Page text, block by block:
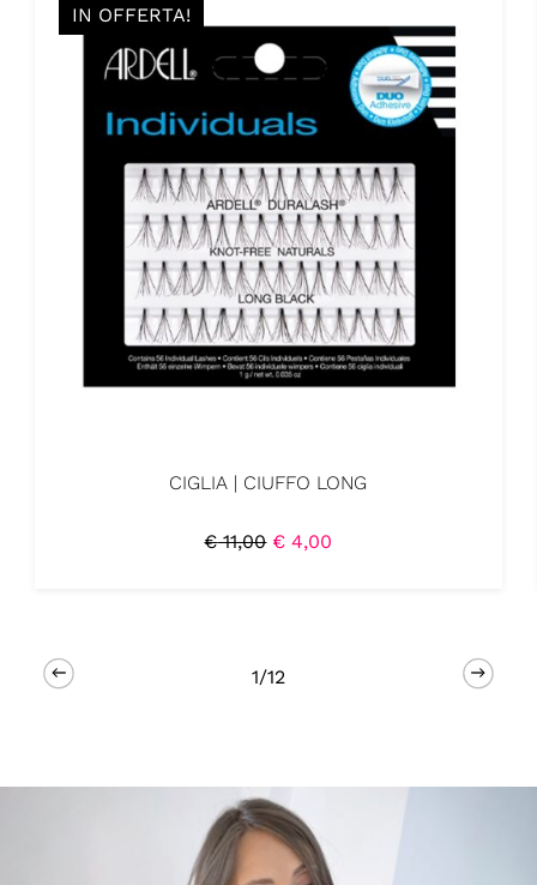
IN OFFERTA!
CIGLIA | CIUFFO LONG
€11,00 IL
PREZZO
€ 4,00
1/12